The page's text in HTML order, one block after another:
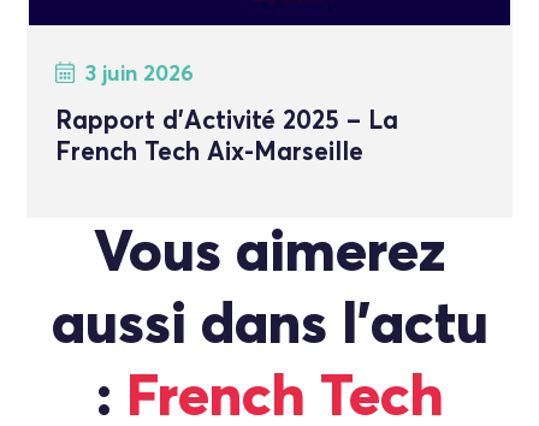
3 juin 2026
Rapport d’Activité 2025 – La
French Tech Aix-Marseille
Vous aimerez
aussi dans l'actu
: French Tech